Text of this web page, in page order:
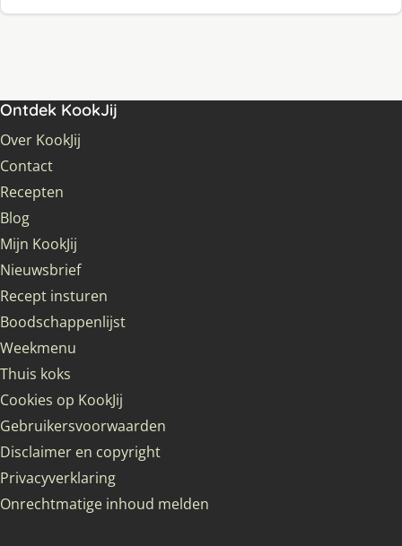
Ontdek KookJij
Over KookJij
Contact
Recepten
Blog
Mijn KookJij
Nieuwsbrief
Recept insturen
Boodschappenlijst
Weekmenu
Thuis koks
Cookies op KookJij
Gebruikersvoorwaarden
Disclaimer en copyright
Privacyverklaring
Onrechtmatige inhoud melden